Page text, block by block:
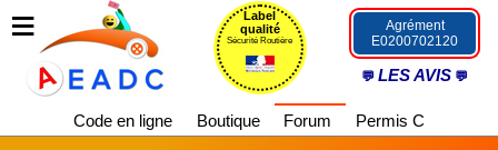
Label
qualité
Sécurité Routière
Agrément
E0200702120
LES AVIS
Code en ligne Boutique Forum Permis C